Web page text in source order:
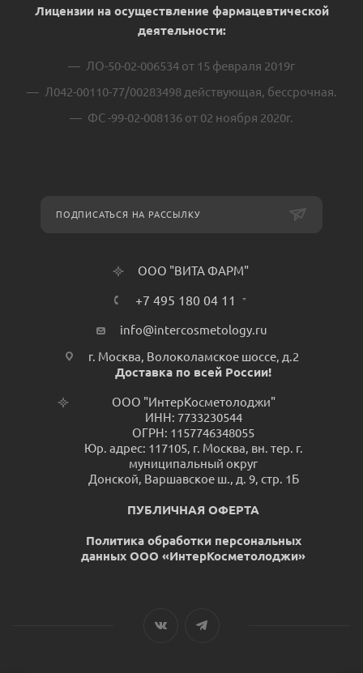
Лицензии на осуществление фармацевтической
деятельности:
ЛО-50-02-006534 от 15 февраля 2019г
Л042-00110-77/00283498 действующая, бессрочная.
ФС -99-02-008136 от 02 ноября 2020г.
ПОДПИСАТЬСЯ НА РАССЫЛКУ
ООО "ВИТА ФАРМ"
+7 495 180 04 11
info@intercosmetology.ru
г. Москва, Волоколамское шоссе, д.2
Доставка по всей России!
ООО "ИнтерКосметолоджи"
ИНН: 7733230544
ОГРН: 1157746348055
Юр. адрес: 117105, г. Москва, вн. тер. г.
муниципальный округ
Донской, Варшавское ш., д. 9, стр. 1Б
ПУБЛИЧНАЯ ОФЕРТА
Политика обработки персональных
данных ООО «ИнтерКосметолоджи»